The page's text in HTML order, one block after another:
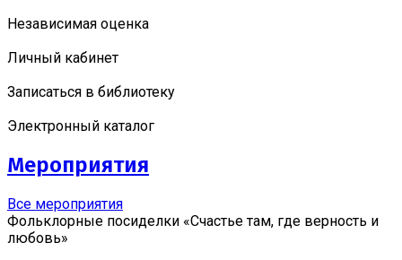
Независимая оценка
Личный кабинет
Записаться в библиотеку
Электронный каталог
Мероприятия
Все мероприятия
Фольклорные посиделки «Счастье там, где верность и
любовь»